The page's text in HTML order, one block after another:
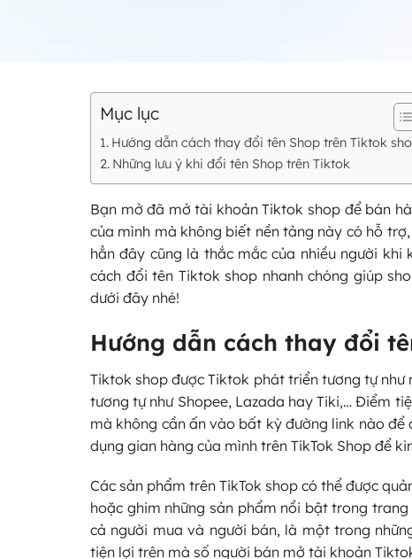
Mục lục
Hướng dẫn cách thay đổi tên Shop trên Tiktok
Những lưu ý khi đổi tên Shop trên Tiktok
Bạn mở đã mở tài khoản Tiktok shop để bán
của mình mà không biết nền tảng này có hỗ
hẳn đây cũng là thắc mắc của nhiều người
cách đổi tên Tiktok shop nhanh chóng giúp
dưới đây nhé!
Hướng dẫn cách thay đổi
Tiktok shop được Tiktok phát triển tương tự
tương tự như Shopee, Lazada hay Tiki,… Điểm
mà không cần ấn vào bất kỳ đường link nào
dụng gian hàng của mình trên TikTok Shop để
Các sản phẩm trên TikTok shop có thể được
hoặc ghim những sản phẩm nổi bật trong
cả người mua và người bán, là một trong
tiện lợi trên mà số người bán mở tài khoản